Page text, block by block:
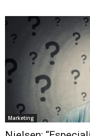
Marketing